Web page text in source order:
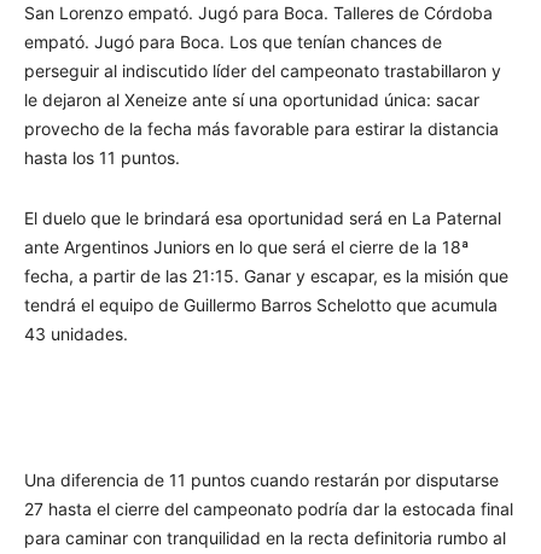
San Lorenzo empató. Jugó para Boca. Talleres de Córdoba
empató. Jugó para Boca. Los que tenían chances de
perseguir al indiscutido líder del campeonato trastabillaron y
le dejaron al Xeneize ante sí una oportunidad única: sacar
provecho de la fecha más favorable para estirar la distancia
hasta los 11 puntos.
El duelo que le brindará esa oportunidad será en La Paternal
ante Argentinos Juniors en lo que será el cierre de la 18ª
fecha, a partir de las 21:15. Ganar y escapar, es la misión que
tendrá el equipo de Guillermo Barros Schelotto que acumula
43 unidades.
Una diferencia de 11 puntos cuando restarán por disputarse
27 hasta el cierre del campeonato podría dar la estocada final
para caminar con tranquilidad en la recta definitoria rumbo al